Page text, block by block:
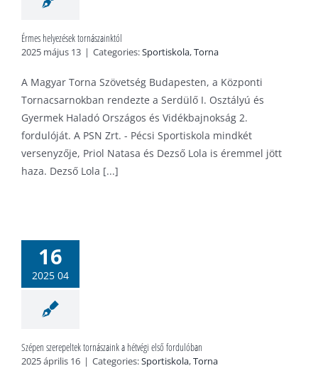
Érmes helyezések tornászainktól
2025 május 13 | Categories:Sportiskola,Torna
A Magyar Torna Szövetség Budapesten, a Központi
Tornacsarnokban rendezte a Serdülő I. Osztályú és
Gyermek Haladó Országos és Vidékbajnokság 2.
fordulóját. A PSN Zrt. - Pécsi Sportiskola mindkét
versenyzője, Priol Natasa és Dezső Lola is éremmel jött
haza. Dezső Lola [...]
16
2025 04
a
első
Torna
Szépen szerepeltek tornászaink a hétvégi első fordulóban
2025 április 16 | Categories:Sportiskola,Torna